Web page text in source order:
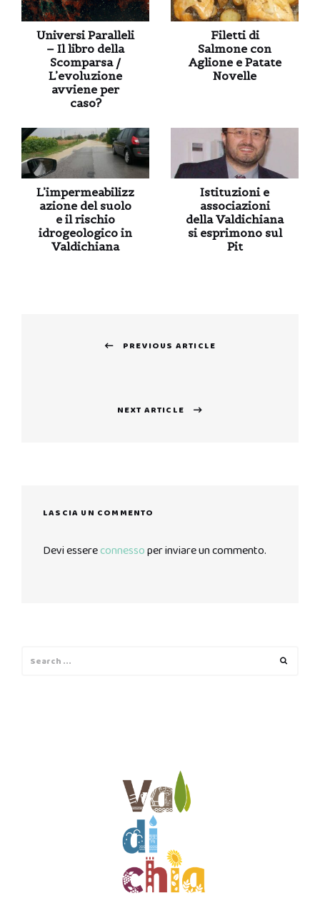
Universi Paralleli
– Il libro della
Scomparsa /
L’evoluzione
avviene per
caso?
Filetti di
Salmone con
Aglione e Patate
Novelle
L’impermeabilizz
azione del suolo
e il rischio
idrogeologico in
Valdichiana
Istituzioni e
associazioni
della Valdichiana
si esprimono sul
Pit
PREVIOUS ARTICLE
NEXT ARTICLE
LASCIA UN COMMENTO
Devi essereconnessoper inviare un commento.
for: